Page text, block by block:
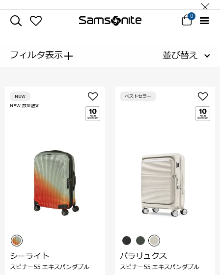
0
フィルタ表示+ 並び替え
NEW 数量限定
NEW
シーライト
スピナー55 エキスパンダブル
ベストセラー
パラリュクス
スピナー55 エキスパンダブル